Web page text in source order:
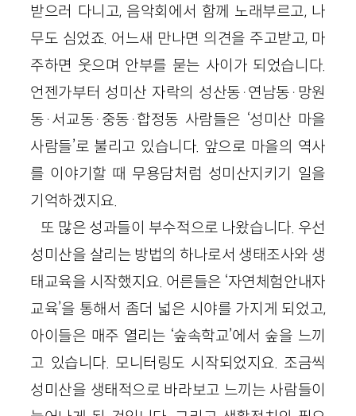
받으러 다니고, 음악회에서 함께 노래부르고, 나
무도 심었죠. 어느새 만나면 의견을 주고받고, 마
주하면 웃으며 안부를 묻는 사이가 되었습니다.
언젠가부터 성미산 자락의 성산동·연남동·망원
동·서교동·중동·합정동 사람들은 ‘성미산 마을
사람들’로 불리고 있습니다. 앞으로 마을의 역사
를 이야기할 때 무용담처럼 성미산지키기 일을
기억하겠지요.
또 많은 성과들이 부수적으로 나왔습니다. 우선
성미산을 살리는 방법의 하나로서 생태조사와 생
태교육을 시작했지요. 어른들은 ‘자연체험안내자
교육’을 통해서 좀더 넓은 시야를 가지게 되었고,
아이들은 매주 열리는 ‘숲속학교’에서 숲을 느끼
고 있습니다. 모니터링도 시작되었지요. 조금씩
성미산을 생태적으로 바라보고 느끼는 사람들이